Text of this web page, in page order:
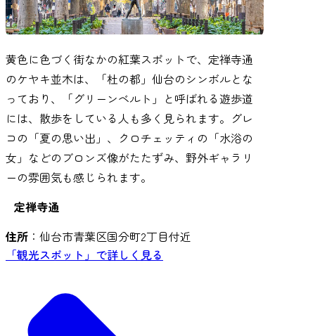
黄色に色づく街なかの紅葉スポットで、定禅寺通
のケヤキ並木は、「杜の都」仙台のシンボルとな
っており、「グリーンベルト」と呼ばれる遊歩道
には、散歩をしている人も多く見られます。グレ
コの「夏の思い出」、クロチェッティの「水浴の
女」などのブロンズ像がたたずみ、野外ギャラリ
ーの雰囲気も感じられます。
定禅寺通
住所 ：仙台市青葉区国分町2丁目付近
「観光スポット」で詳しく見る